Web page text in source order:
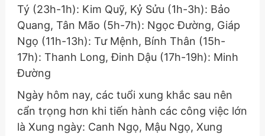
Tý (23h-1h): Kim Quỹ, Kỷ Sửu (1h-3h): Bảo
Quang, Tân Mão (5h-7h): Ngọc Đường, Giáp
Ngọ (11h-13h): Tư Mệnh, Bính Thân (15h-
17h): Thanh Long, Đinh Dậu (17h-19h): Minh
Đường
Ngày hôm nay, các tuổi xung khắc sau nên
cẩn trọng hơn khi tiến hành các công việc lớn
là Xung ngày: Canh Ngọ, Mậu Ngọ, Xung